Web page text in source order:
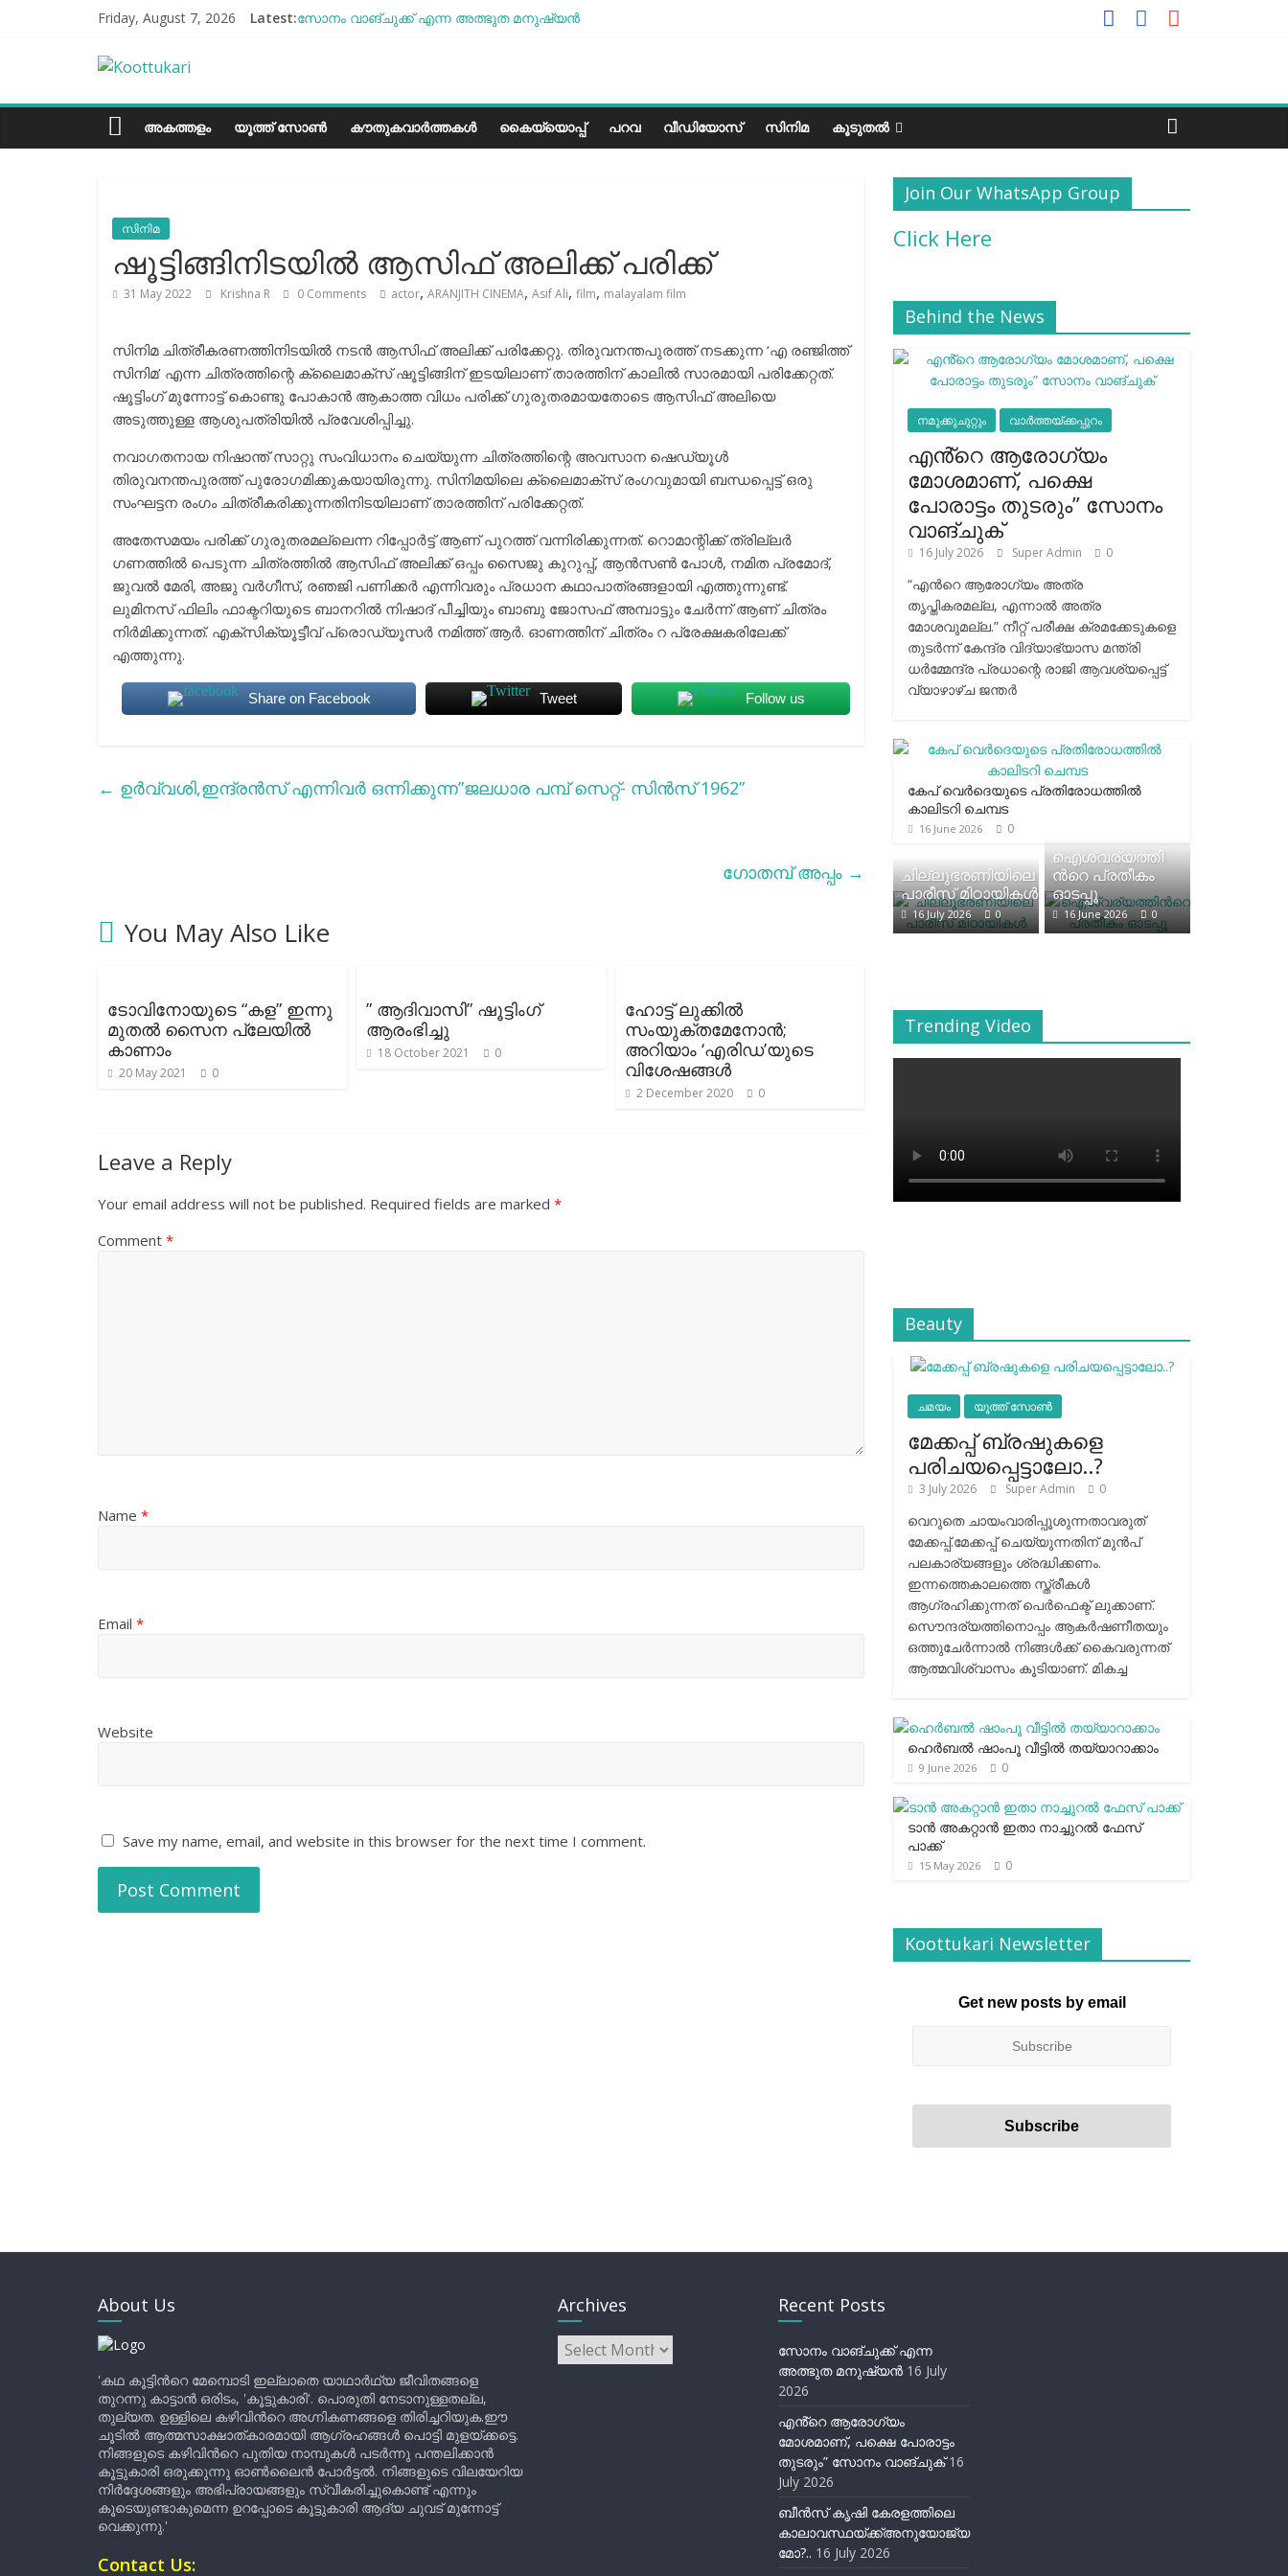
Friday, August 7, 2026 Latest:സോനം വാങ്ചുക്ക് എന്ന അത്ഭുത മനുഷ്യന്‍
ചില്ലുഭരണിയിലെ പാരീസ് മിഠായികള്‍
Koottukari
Kottukariഅകത്തളം യൂത്ത് സോൺ കൗതുകവാർത്തകൾ കൈയ്യൊപ്പ് പറവ വീഡിയോസ് സിനിമ കൂടുതൽ
സിനിമ
ഷൂട്ടിങ്ങിനിടയിൽ ആസിഫ് അലിക്ക് പരിക്ക്
31 May 2022 Krishna R 0 Comments actor, ARANJITH CINEMA, Asif Ali, film, malayalam film
സിനിമ ചിത്രീകരണത്തിനിടയിൽ നടൻ ആസിഫ് അലിക്ക് പരിക്കേറ്റു. തിരുവനന്തപുരത്ത് നടക്കുന്ന ‘എ രഞ്ജിത്ത്
സിനിമ’ എന്ന ചിത്രത്തിന്റെ ക്ലൈമാക്സ് ഷൂട്ടിങ്ങിന് ഇടയിലാണ് താരത്തിന് കാലിൽ സാരമായി പരിക്കേറ്റത്.
ഷൂട്ടിംഗ് മുന്നോട്ട് കൊണ്ടു പോകാൻ ആകാത്ത വിധം പരിക്ക് ഗുരുതരമായതോടെ ആസിഫ് അലിയെ
അടുത്തുള്ള ആശുപത്രിയിൽ പ്രവേശിപ്പിച്ചു.
നവാഗതനായ നിഷാന്ത് സാറ്റു സംവിധാനം ചെയ്യുന്ന ചിത്രത്തിന്റെ അവസാന ഷെഡ്യൂൾ
തിരുവനന്തപുരത്ത് പുരോഗമിക്കുകയായിരുന്നു. സിനിമയിലെ ക്ലൈമാക്സ് രംഗവുമായി ബന്ധപ്പെട്ട് ഒരു
സംഘട്ടന രംഗം ചിത്രീകരിക്കുന്നതിനിടയിലാണ് താരത്തിന് പരിക്കേറ്റത്.
അതേസമയം പരിക്ക് ഗുരുതരമല്ലെന്ന റിപ്പോർട്ട് ആണ് പുറത്ത് വന്നിരിക്കുന്നത്. റൊമാന്റിക്ക് ത്രില്ലർ
ഗണത്തിൽ പെടുന്ന ചിത്രത്തിൽ ആസിഫ് അലിക്ക് ഒപ്പം സൈജു കുറുപ്പ്, ആൻസൺ പോൾ, നമിത പ്രമോദ്,
ജുവൽ മേരി, അജു വർഗീസ്, രഞജി പണിക്കർ എന്നിവരും പ്രധാന കഥാപാത്രങ്ങളായി എത്തുന്നുണ്ട്.
ലുമിനസ് ഫിലിം ഫാക്ടറിയുടെ ബാനറിൽ നിഷാദ് പീച്ചിയും ബാബു ജോസഫ് അമ്പാട്ടും ചേർന്ന് ആണ് ചിത്രം
നിർമിക്കുന്നത്. എക്സിക്യൂട്ടീവ് പ്രൊഡ്യൂസർ നമിത്ത് ആർ. ഓണത്തിന് ചിത്രം റ പ്രേക്ഷകരിലേക്ക്
എത്തുന്നു.
Share on Facebook Tweet Follow us
← ഉർവ്വശി,ഇന്ദ്രന്‍സ് എന്നിവര്‍ ഒന്നിക്കുന്ന”ജലധാര പമ്പ് സെറ്റ്- സിന്‍സ് 1962”
ഗോതമ്പ് അപ്പം →
You May Also Like
ടോവിനോയുടെ “കള” ഇന്നു
മുതൽ സൈന പ്ലേയിൽ
കാണാം
20 May 2021 0
” ആദിവാസി” ഷൂട്ടിംഗ്
ആരംഭിച്ചു
18 October 2021 0
ഹോട്ട് ലുക്കില്‍
സംയുക്തമേനോന്‍;
അറിയാം ‘എരിഡ’യുടെ
വിശേഷങ്ങള്‍
2 December 2020 0
Leave a Reply
Your email address will not be published. Required fields are marked *
Comment *
Name *
Email *
Website
Save my name, email, and website in this browser for the next time I comment.
Join Our WhatsApp Group
Click Here
Behind the News
നമുക്കുചുറ്റും വാർത്തയ്ക്കപ്പുറം
എൻ്റെ ആരോഗ്യം
മോശമാണ്, പക്ഷെ
പോരാട്ടം തുടരും” സോനം
വാങ്ചുക്
16 July 2026 Super Admin 0
“എന്‍റെ ആരോഗ്യം അത്ര
തൃപ്തികരമല്ല, എന്നാൽ അത്ര
മോശവുമല്ല.” നീറ്റ് പരീക്ഷ ക്രമക്കേടുകളെ
തുടർന്ന് കേന്ദ്ര വിദ്യാഭ്യാസ മന്ത്രി
ധർമ്മേന്ദ്ര പ്രധാന്റെ രാജി ആവശ്യപ്പെട്ട്
വ്യാഴാഴ്ച ജന്തർ
കേപ് വെര്‍ദെയുടെ പ്രതിരോധത്തില്‍
കാലിടറി ചെമ്പട
16 June 2026 0
ചില്ലുഭരണിയിലെ
പാരീസ് മിഠായികള്‍
16 July 2026 0
ഐശ്വര്യത്തി
ന്‍റെ പ്രതീകം
ഓടപ്പൂ
16 June 2026 0
Trending Video
Beauty
ചമയം യൂത്ത് സോൺ
മേക്കപ്പ് ബ്രഷുകളെ
പരിചയപ്പെട്ടാലോ..?
3 July 2026 Super Admin 0
വെറുതെ ചായംവാരിപ്പൂശുന്നതാവരുത്
മേക്കപ്പ്.മേക്കപ്പ് ചെയ്യുന്നതിന് മുന്‍പ്
പലകാര്യങ്ങളും ശ്രദ്ധിക്കണം.
ഇന്നത്തെകാലത്തെ സ്ത്രീകള്‍
ആഗ്രഹിക്കുന്നത് പെര്‍ഫെക്ട് ലുക്കാണ്.
സൌന്ദര്യത്തിനൊപ്പം ആകര്‍ഷണീതയും
ഒത്തുചേര്‍ന്നാല്‍ നിങ്ങള്‍ക്ക് കൈവരുന്നത്
ആത്മവിശ്വാസം കൂടിയാണ്. മികച്ച
ഹെര്‍ബല്‍ ഷാംപൂ വീട്ടില്‍ തയ്യാറാക്കാം
9 June 2026 0
ടാന്‍ അകറ്റാന്‍ ഇതാ നാച്ചുറല്‍ ഫേസ്
പാക്ക്
15 May 2026 0
Koottukari Newsletter
Get new posts by email
About Us
'കഥ കൂട്ടിന്‍റെ മേമ്പൊടി ഇല്ലാതെ യാഥാർഥ്യ ജീവിതങ്ങളെ
തുറന്നു കാട്ടാൻ ഒരിടം, 'കൂട്ടുകാരി'. പൊരുതി നേടാനുള്ളതല്ല,
തുല്യത. ഉള്ളിലെ കഴിവിന്‍റെ അഗ്നികണങ്ങളെ തിരിച്ചറിയുക.ഈ
ചൂടിൽ ആത്മസാക്ഷാത്കാരമായി ആഗ്രഹങ്ങൾ പൊട്ടി മുളയ്ക്കട്ടെ.
നിങ്ങളുടെ കഴിവിന്‍റെ പുതിയ നാമ്പുകൾ പടർന്നു പന്തലിക്കാൻ
കൂട്ടുകാരി ഒരുക്കുന്നു ഓൺലൈൻ പോർട്ടൽ. നിങ്ങളുടെ വിലയേറിയ
നിർദ്ദേശങ്ങളും അഭിപ്രായങ്ങളും സ്വീകരിച്ചുകൊണ്ട് എന്നും
കൂടെയുണ്ടാകുമെന്ന ഉറപ്പോടെ കൂട്ടുകാരി ആദ്യ ചുവട് മുന്നോട്ട്
വെക്കുന്നു.'
Contact Us:
Archives
Archives
Recent Posts
സോനം വാങ്ചുക്ക് എന്ന
അത്ഭുത മനുഷ്യന്‍ 16 July
2026
എൻ്റെ ആരോഗ്യം
മോശമാണ്, പക്ഷെ പോരാട്ടം
തുടരും” സോനം വാങ്ചുക് 16
July 2026
ബീന്‍സ് കൃഷി കേരളത്തിലെ
കാലാവസ്ഥയ്ക്ക്അനുയോജ്യ
മോ?.. 16 July 2026